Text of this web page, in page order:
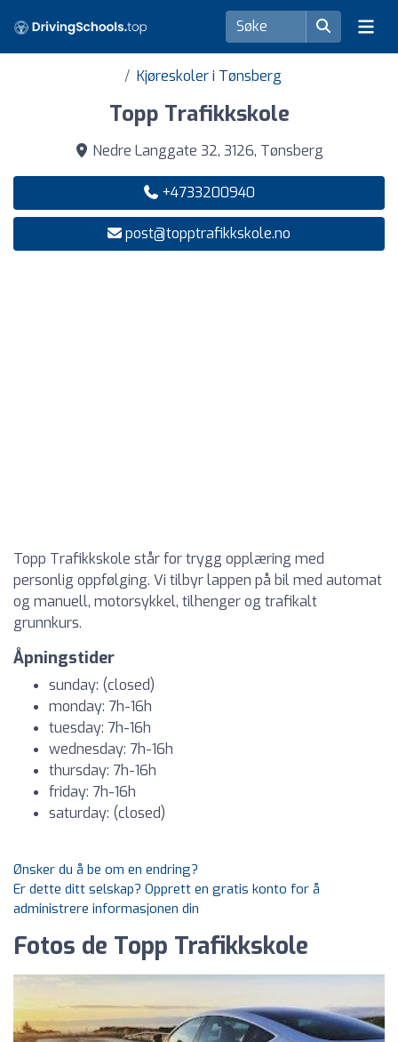
Kjøreskoler i Tønsberg
Topp Trafikkskole
Nedre Langgate 32, 3126, Tønsberg
+4733200940
post@topptrafikkskole.no
Topp Trafikkskole står for trygg opplæring med
personlig oppfølging. Vi tilbyr lappen på bil med automat
og manuell, motorsykkel, tilhenger og trafikalt
grunnkurs.
Åpningstider
sunday: (closed)
monday: 7h-16h
tuesday: 7h-16h
wednesday: 7h-16h
thursday: 7h-16h
friday: 7h-16h
saturday: (closed)
Ønsker du å be om en endring?
Er dette ditt selskap? Opprett en gratis konto for å
administrere informasjonen din
Fotos de Topp Trafikkskole